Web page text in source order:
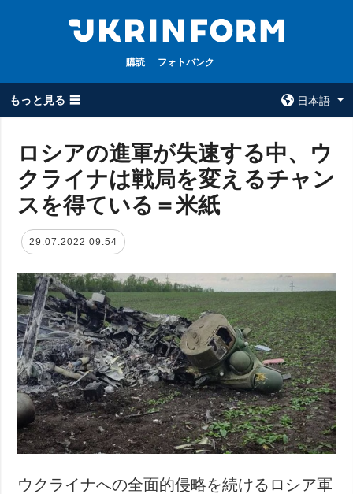
購読 フォトバンク
もっと見る ☰
日本語
全てのトピック
戦争
政治
経済・復興
防衛
社会・文化
スポーツ
犯罪
事故・緊急事態
ウクルインフォ
ルム
ウクルインフォル
追加
特集
インタビュー
サービス
購読
フォトバンク
ロシアの進軍が失速する中、ウ
クライナは戦局を変えるチャン
スを得ている＝米紙
29.07.2022 09:54
ウクライナへの全面的侵略を続けるロシア軍